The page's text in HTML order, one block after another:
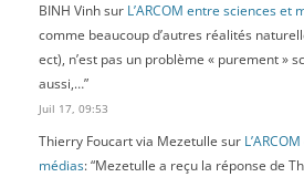
BINH Vinhsur L’ARCOM entre sciences et
comme beaucoup d’autres réalités
ect), n’est pas un problème « purement »
aussi,…”
Juil 17, 09:53
Thierry Foucart via Mezetulle sur
médias: “Mezetulle a reçu la réponse de